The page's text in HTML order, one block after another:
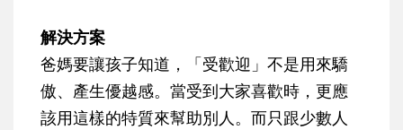
解決方案
爸媽要讓孩子知道，「受歡迎」不是用來驕
傲、產生優越感。當受到大家喜歡時，更應
該用這樣的特質來幫助別人。而只跟少數人